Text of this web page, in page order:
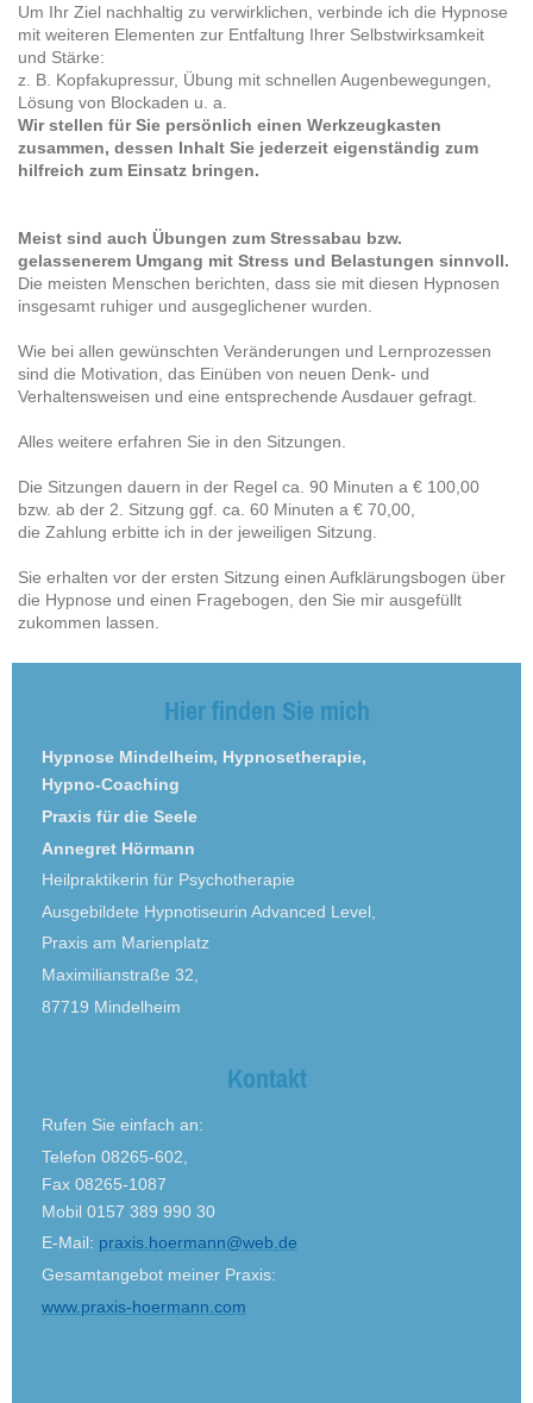
Um Ihr Ziel nachhaltig zu verwirklichen, verbinde ich die Hypnose
mit weiteren Elementen zur Entfaltung Ihrer Selbstwirksamkeit
und Stärke:
z. B. Kopfakupressur, Übung mit schnellen Augenbewegungen,
Lösung von Blockaden u. a.
Wir stellen für Sie persönlich einen Werkzeugkasten
zusammen, dessen Inhalt Sie jederzeit eigenständig zum
hilfreich zum Einsatz bringen.
Meist sind auch Übungen zum Stressabau bzw.
gelassenerem Umgang mit Stress und Belastungen sinnvoll.
Die meisten Menschen berichten, dass sie mit diesen Hypnosen
insgesamt ruhiger und ausgeglichener wurden.
Wie bei allen gewünschten Veränderungen und Lernprozessen
sind die Motivation, das Einüben von neuen Denk- und
Verhaltensweisen und eine entsprechende Ausdauer gefragt.
Alles weitere erfahren Sie in den Sitzungen.
Die Sitzungen dauern in der Regel ca. 90 Minuten a € 100,00
bzw. ab der 2. Sitzung ggf. ca. 60 Minuten a € 70,00,
die Zahlung erbitte ich in der jeweiligen Sitzung.
Sie erhalten vor der ersten Sitzung einen Aufklärungsbogen über
die Hypnose und einen Fragebogen, den Sie mir ausgefüllt
zukommen lassen.
Hier finden Sie mich
Hypnose Mindelheim, Hypnosetherapie,
Hypno-Coaching
Praxis für die Seele
Annegret Hörmann
Heilpraktikerin für Psychotherapie
Ausgebildete Hypnotiseurin Advanced Level,
Praxis am Marienplatz
Maximilianstraße 32,
87719 Mindelheim
Kontakt
Rufen Sie einfach an:
Telefon 08265-602,
Fax 08265-1087
Mobil 0157 389 990 30
E-Mail: praxis.hoermann@web.de
Gesamtangebot meiner Praxis:
www.praxis-hoermann.com